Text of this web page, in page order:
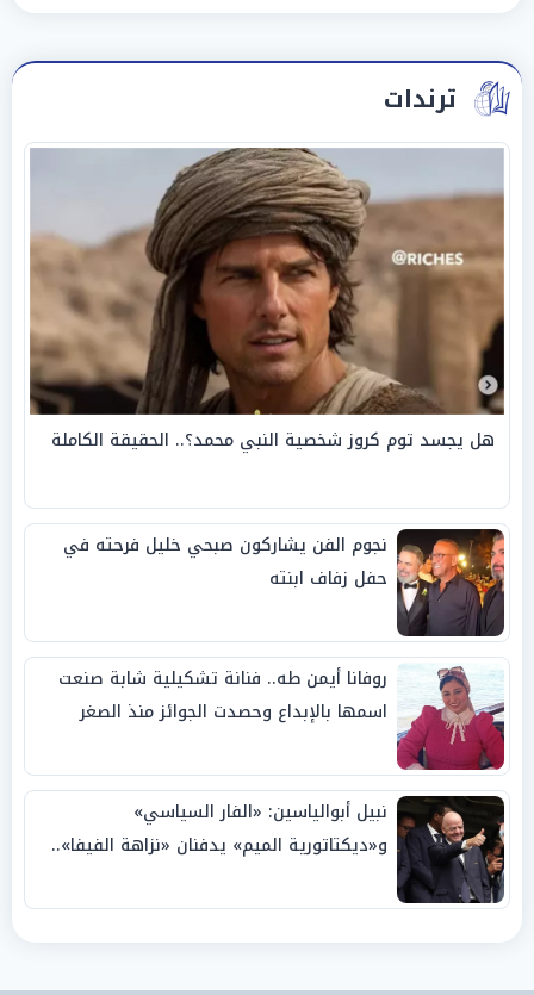
ترندات
هل يجسد توم كروز شخصية النبي محمد؟.. الحقيقة الكاملة
نجوم الفن يشاركون صبحي خليل فرحته في
حفل زفاف ابنته
روفانا أيمن طه.. فنانة تشكيلية شابة صنعت
اسمها بالإبداع وحصدت الجوائز منذ الصغر
نبيل أبوالياسين: «الفار السياسي»
و«ديكتاتورية الميم» يدفنان «نزاهة الفيفا»..